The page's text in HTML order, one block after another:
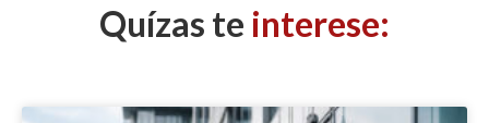
Quízas te interese: